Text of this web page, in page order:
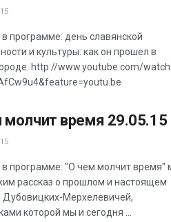
программе: день славянской
и культуры: как он прошел в
http://www.youtube.com/
молчит время 29.05.15
в программе: "О чем молчит время"
рассказ о прошлом и настоящем
Дубовицких-Мерхелевичей,
которой мы и сегодня ...